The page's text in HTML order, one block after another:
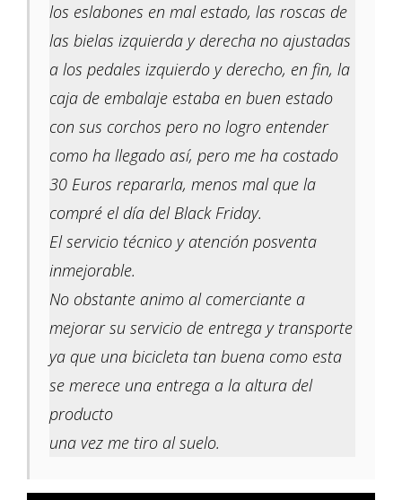
los eslabones en mal estado, las roscas de
las bielas izquierda y derecha no ajustadas
a los pedales izquierdo y derecho, en fin, la
caja de embalaje estaba en buen estado
con sus corchos pero no logro entender
como ha llegado así, pero me ha costado
30 Euros repararla, menos mal que la
compré el día del Black Friday.
El servicio técnico y atención posventa
inmejorable.
No obstante animo al comerciante a
mejorar su servicio de entrega y transporte
ya que una bicicleta tan buena como esta
se merece una entrega a la altura del
producto
una vez me tiro al suelo.